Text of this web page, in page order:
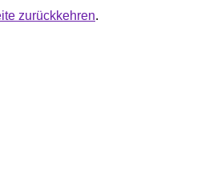
zurückkehren.